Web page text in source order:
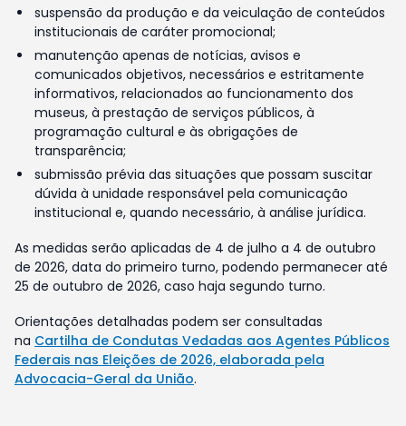
suspensão da produção e da veiculação de conteúdos
institucionais de caráter promocional;
manutenção apenas de notícias, avisos e
comunicados objetivos, necessários e estritamente
informativos, relacionados ao funcionamento dos
museus, à prestação de serviços públicos, à
programação cultural e às obrigações de
transparência;
submissão prévia das situações que possam suscitar
dúvida à unidade responsável pela comunicação
institucional e, quando necessário, à análise jurídica.
As medidas serão aplicadas de 4 de julho a 4 de outubro
de 2026, data do primeiro turno, podendo permanecer até
25 de outubro de 2026, caso haja segundo turno.
Orientações detalhadas podem ser consultadas
na Cartilha de Condutas Vedadas aos Agentes Públicos
Federais nas Eleições de 2026, elaborada pela
Advocacia-Geral da União.